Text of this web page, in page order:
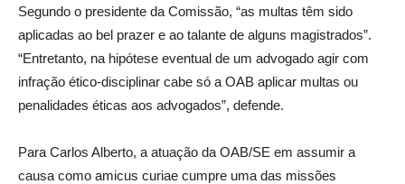
Segundo o presidente da Comissão, “as multas têm sido
aplicadas ao bel prazer e ao talante de alguns magistrados”.
“Entretanto, na hipótese eventual de um advogado agir com
infração ético-disciplinar cabe só a OAB aplicar multas ou
penalidades éticas aos advogados”, defende.
Para Carlos Alberto, a atuação da OAB/SE em assumir a
causa como amicus curiae cumpre uma das missões